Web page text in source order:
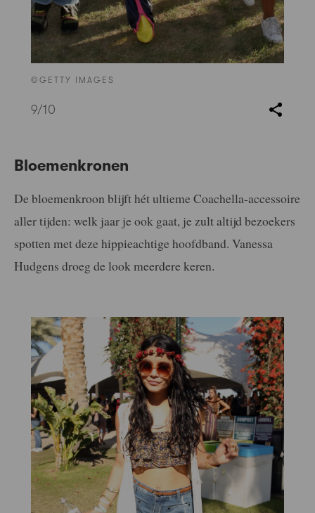
©GETTY IMAGES
9/10
Bloemenkronen
De bloemenkroon blijft hét ultieme Coachella-accessoire
aller tijden: welk jaar je ook gaat, je zult altijd bezoekers
spotten met deze hippieachtige hoofdband. Vanessa
Hudgens droeg de look meerdere keren.